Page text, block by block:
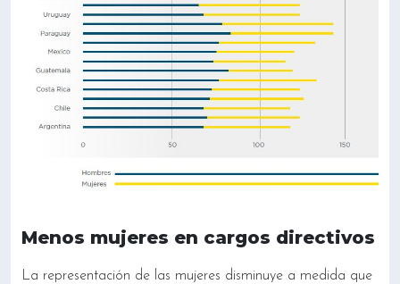
Menos mujeres en cargos directivos
La representación de las mujeres disminuye a medida que